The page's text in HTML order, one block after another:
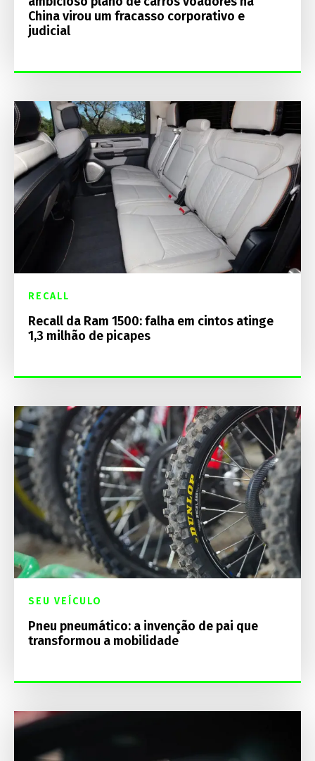
China virou um fracasso corporativo e
judicial
RECALL
Recall da Ram 1500: falha em cintos atinge
1,3 milhão de picapes
SEU VEÍCULO
Pneu pneumático: a invenção de pai que
transformou a mobilidade